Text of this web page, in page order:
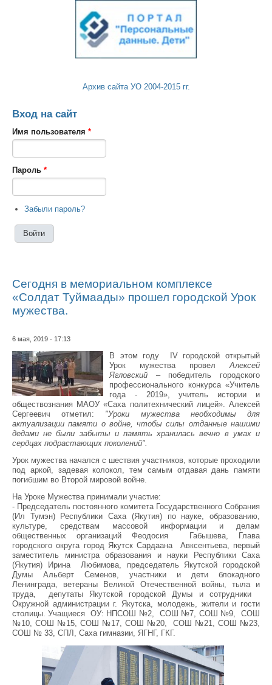
Архив сайта УО 2004-2015 гг.
Вход на сайт
Имя пользователя *
Пароль *
Забыли пароль?
Сегодня в мемориальном комплексе
«Солдат Туймаады» прошел городской Урок
мужества.
6 мая, 2019 - 17:13
В этом году IV городской открытый
Урок мужества провел Алексей
Ягловский – победитель городского
профессионального конкурса «Учитель
года - 2019», учитель истории и
обществознания МАОУ «Саха политехнический лицей». Алексей
Сергеевич отметил: "Уроки мужества необходимы для
актуализации памяти о войне, чтобы силы отданные нашими
дедами не были забыты и память хранилась вечно в умах и
сердцах подрастающих поколений".
Урок мужества начался с шествия участников, которые проходили
под аркой, задевая колокол, тем самым отдавая дань памяти
погибшим во Второй мировой войне.
На Уроке Мужества принимали участие:
- Председатель постоянного комитета Государственного Собрания
(Ил Тумэн) Республики Саха (Якутия) по науке, образованию,
культуре, средствам массовой информации и делам
общественных организаций Феодосия Габышева, Глава
городского округа город Якутск Сардаана Авксентьева, первый
заместитель министра образования и науки Республики Саха
(Якутия) Ирина Любимова, председатель Якутской городской
Думы Альберт Семенов, участники и дети блокадного
Ленинграда, ветераны Великой Отечественной войны, тыла и
труда, депутаты Якутской городской Думы и сотрудники
Окружной администрации г. Якутска, молодежь, жители и гости
столицы. Учащиеся ОУ: НПСОШ №2, СОШ №7, СОШ №9, СОШ
№10, СОШ №15, СОШ №17, СОШ №20, СОШ №21, СОШ №23,
СОШ № 33, СПЛ, Саха гимназии, ЯГНГ, ГКГ.